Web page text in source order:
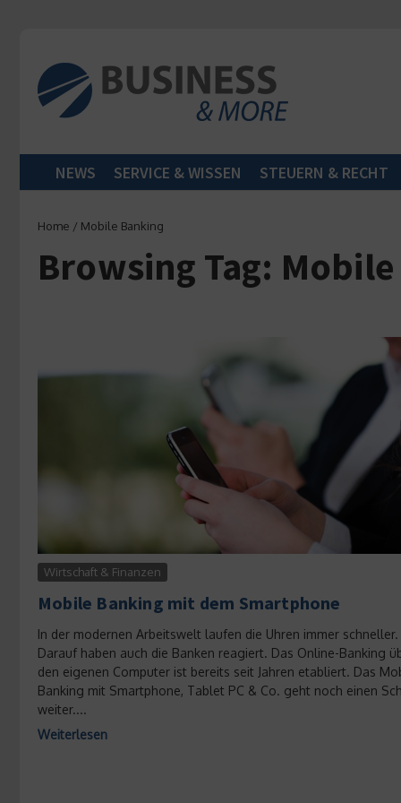
NEWS SERVICE & WISSEN STEUERN & RECHT
Home / Mobile Banking
Browsing Tag:
Wirtschaft & Finanzen
Mobile Banking mit dem Smartphone
In der modernen Arbeitswelt laufen die Uhren immer schneller.
Darauf haben auch die Banken reagiert. Das Online-Banking
den eigenen Computer ist bereits seit Jahren etabliert. Das
Banking mit Smartphone, Tablet PC & Co. geht noch einen
weiter....
Weiterlesen